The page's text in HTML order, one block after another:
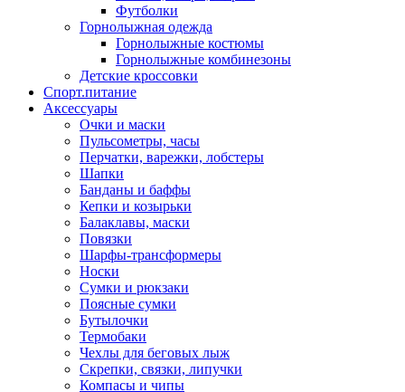
Футболки
Горнолыжная одежда
Горнолыжные костюмы
Горнолыжные комбинезоны
Детские кроссовки
Спорт.питание
Аксессуары
Очки и маски
Пульсометры, часы
Перчатки, варежки, лобстеры
Шапки
Банданы и баффы
Кепки и козырьки
Балаклавы, маски
Повязки
Шарфы-трансформеры
Носки
Сумки и рюкзаки
Поясные сумки
Бутылочки
Термобаки
Чехлы для беговых лыж
Скрепки, связки, липучки
Компасы и чипы